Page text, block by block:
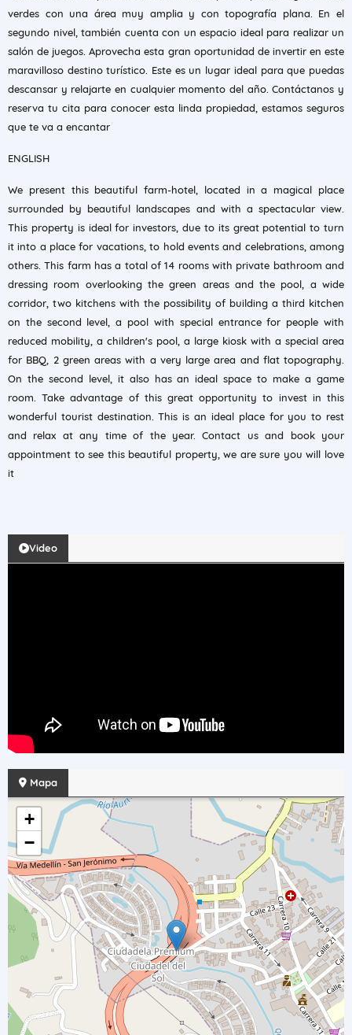
verdes con una área muy amplia y con topografía plana. En el
segundo nivel, también cuenta con un espacio ideal para realizar un
salón de juegos. Aprovecha esta gran oportunidad de invertir en este
maravilloso destino turístico. Este es un lugar ideal para que puedas
descansar y relajarte en cualquier momento del año. Contáctanos y
reserva tu cita para conocer esta linda propiedad, estamos seguros
que te va a encantar
ENGLISH
We present this beautiful farm-hotel, located in a magical place
surrounded by beautiful landscapes and with a spectacular view.
This property is ideal for investors, due to its great potential to turn
it into a place for vacations, to hold events and celebrations, among
others. This farm has a total of 14 rooms with private bathroom and
dressing room overlooking the green areas and the pool, a wide
corridor, two kitchens with the possibility of building a third kitchen
on the second level, a pool with special entrance for people with
reduced mobility, a children's pool, a large kiosk with a special area
for BBQ, 2 green areas with a very large area and flat topography.
On the second level, it also has an ideal space to make a game
room. Take advantage of this great opportunity to invest in this
wonderful tourist destination. This is an ideal place for you to rest
and relax at any time of the year. Contact us and book your
appointment to see this beautiful property, we are sure you will love
it
Video
Mapa
+
−